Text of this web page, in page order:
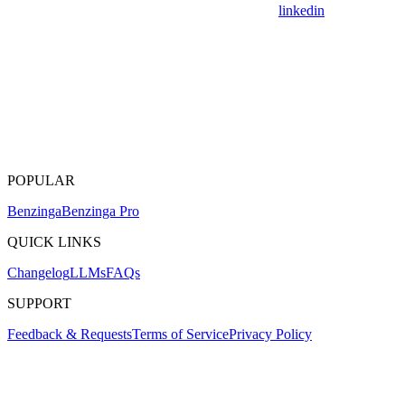
linkedin
POPULAR
BenzingaBenzinga Pro
QUICK LINKS
ChangelogLLMsFAQs
SUPPORT
Feedback & RequestsTerms of ServicePrivacy Policy